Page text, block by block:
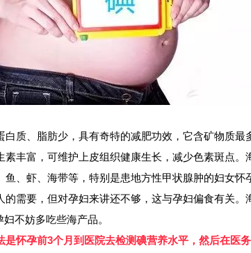
质、脂肪少，具有奇特的减肥功效，它含矿物质
丰富，可维护上皮组织健康生长，减少色素斑点。
、虾、海带等，特别是患地方性甲状腺肿的妇女
需要，但对孕妇来讲还不够，这与孕妇偏食有关
不妨多吃些海产品。
怀孕前3个月到医院去检测碘营养水平，然后在医务